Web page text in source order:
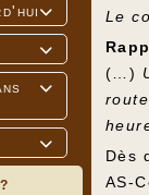




?
Le
(…)
Dès
AS-